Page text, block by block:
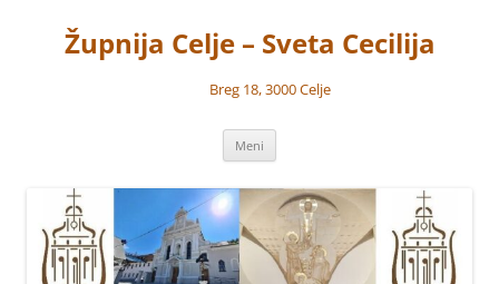
vsebinoŽupnija Celje – Sveta Cecilija
Breg 18, 3000 Celje
Meni